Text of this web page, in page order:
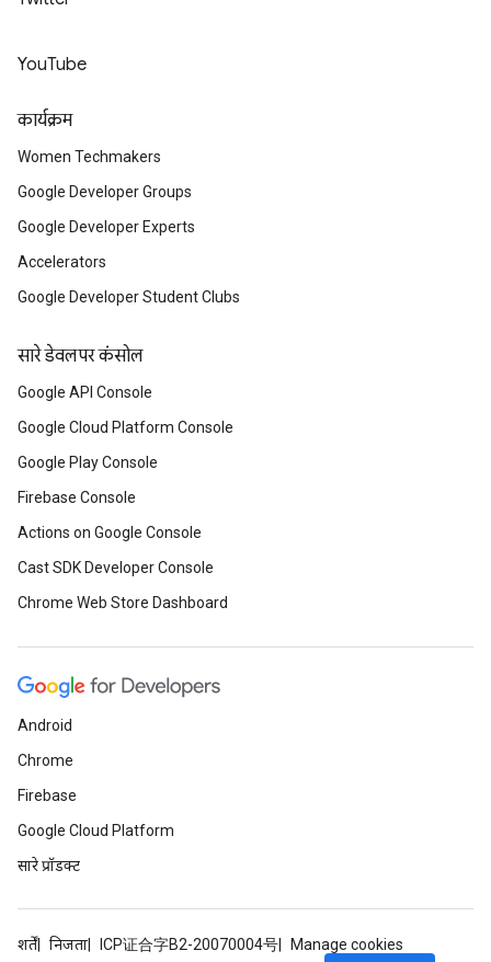
YouTube
कार्यक्रम
Women Techmakers
Google Developer Groups
Google Developer Experts
Accelerators
Google Developer Student Clubs
सारे डेवलपर कंसोल
Google API Console
Google Cloud Platform Console
Google Play Console
Firebase Console
Actions on Google Console
Cast SDK Developer Console
Chrome Web Store Dashboard
Android
Chrome
Firebase
Google Cloud Platform
सारे प्रॉडक्ट
शर्तें निजता ICP证合字B2-20070004号 Manage cookies